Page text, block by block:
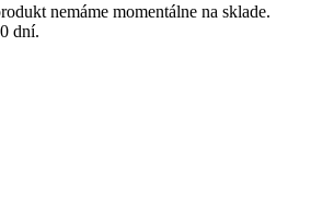
nemáme momentálne na sklade.
dní.